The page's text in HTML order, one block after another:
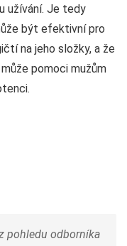
užívání. Je tedy
být efektivní pro
na jeho složky, a že
pomoci mužům
pohledu odborníka